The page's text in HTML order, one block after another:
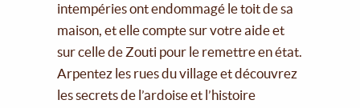
intempéries ont endommagé le toit de sa
maison, et elle compte sur votre aide et
sur celle de Zouti pour le remettre en état.
Arpentez les rues du village et découvrez
les secrets de l’ardoise et l’histoire